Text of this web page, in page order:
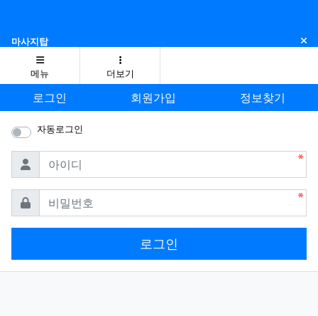
마사지탑 닫
메뉴 더보기
로그인 회원가입 정보찾기
자동로그인
아이디
비밀번호
로그인